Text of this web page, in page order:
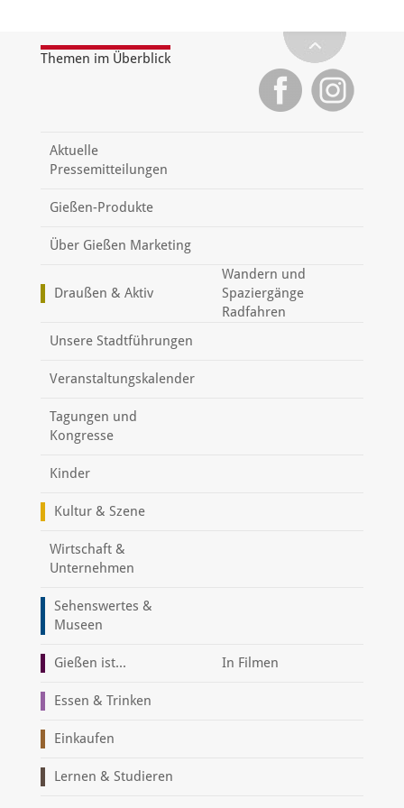
Themen im Überblick
Aktuelle
Pressemitteilungen
Gießen-Produkte
Über Gießen Marketing
Draußen & Aktiv
Wandern und
Spaziergänge
Radfahren
Unsere Stadtführungen
Veranstaltungskalender
Tagungen und
Kongresse
Kinder
Kultur & Szene
Wirtschaft &
Unternehmen
Sehenswertes &
Museen
Gießen ist... In Filmen
Essen & Trinken
Einkaufen
Lernen & Studieren